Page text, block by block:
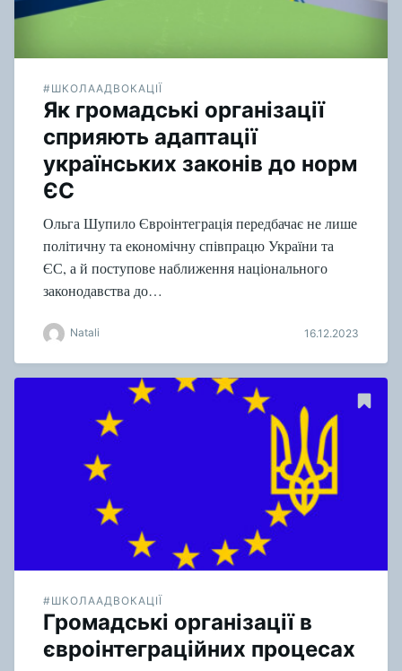
#ШКОЛААДВОКАЦІЇ
Як громадські організації
сприяють адаптації
українських законів до норм
ЄС
Ольга Шупило Єврoінтеграція передбачає не лише
політичну та економічну співпрацю України та
ЄС, а й поступове наближення національного
законодавства до…
Natali 16.12.2023
#ШКОЛААДВОКАЦІЇ
Громадські організації в
євроінтеграційних процесах